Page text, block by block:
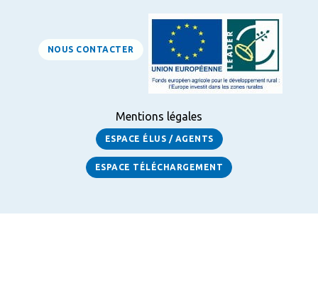
NOUS CONTACTER
Mentions légales
ESPACE ÉLUS / AGENTS
ESPACE TÉLÉCHARGEMENT